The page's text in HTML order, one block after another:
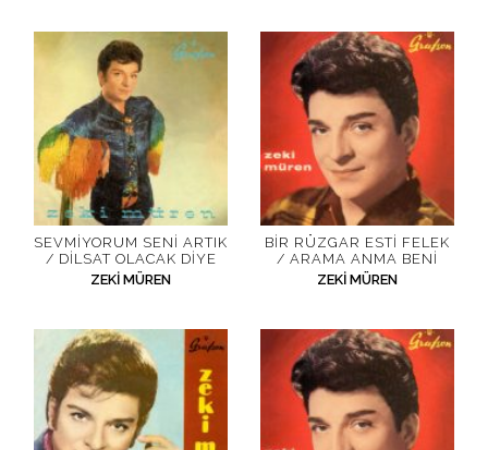
SEVMIYORUM SENI ARTIK
/ DILSAT OLACAK DIYE
ZEKI MÜREN
BIR RÜZGAR ESTI FELEK
/ ARAMA ANMA BENI
ZEKI MÜREN